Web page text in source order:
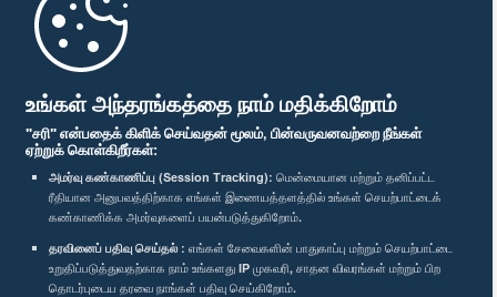
உங்கள் அந்தரங்கத்தை நாம் மதிக்கிறோம்
"சரி" என்பதைக் கிளிக் செய்வதன் மூலம், பின்வருவனவற்றை நீங்கள்
ஏற்றுக் கொள்கிறீர்கள்:
அமர்வு கண்காணிப்பு (Session Tracking): மென்மையான மற்றும் தனிப்பட்ட
ரீதியான அனுபவத்திற்காக எங்கள் இணையத்தளத்தில் உங்கள் செயற்பாட்டைக்
கண்காணிக்க அமர்வுகளைப் பயன்படுத்துகிறோம்.
தரவினைப் பதிவு செய்தல் : எங்கள் சேவைகளின் பாதுகாப்பு மற்றும் செயற்பாட்டை
உறுதிப்படுத்துவதற்காக நாம் உங்களது IP முகவரி, சாதன விவரங்கள் மற்றும் பிற
தொடர்புடைய தரவை நாங்கள் பதிவு செய்கிறோம்.
பாராளுமன்ற கையடக்க செயலி
எம்மை பின்தொடர்க :
விருதுகள்